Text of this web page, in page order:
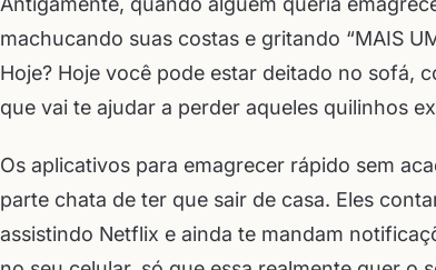
machucando suas costas e gritando “MAIS
Hoje? Hoje você pode estar deitado no sofá,
que vai te ajudar a perder aqueles quilinhos
Os aplicativos para emagrecer rápido sem
parte chata de ter que sair de casa. Eles
assistindo Netflix e ainda te mandam